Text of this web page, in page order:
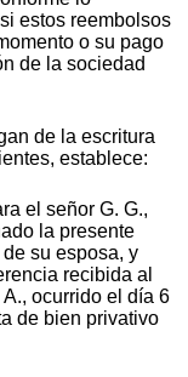
estos reembolsos
o su pago
de la sociedad
de la escritura
establece:
el señor G. G.,
la presente
su esposa, y
recibida al
ocurrido el día 6
de bien privativo